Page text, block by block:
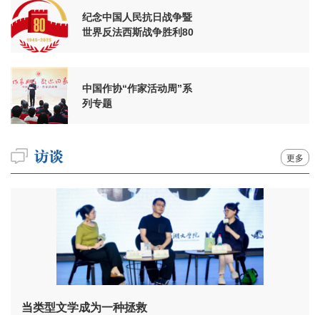
纪念中国人民抗日战争暨
世界反法西斯战争胜利80
中国作协“作家活动周”系
列专题
更多
当类型文学成为一种拯救